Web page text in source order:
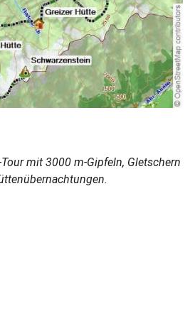
mit 3000 m-Gipfeln, Gletschern